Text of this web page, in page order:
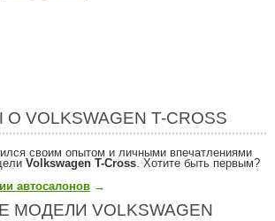
VOLKSWAGEN T-CROSS
своим опытом и личными впечатлениями
Volkswagen T-Cross. Хотите быть первым?
автосалонов →
МОДЕЛИ VOLKSWAGEN